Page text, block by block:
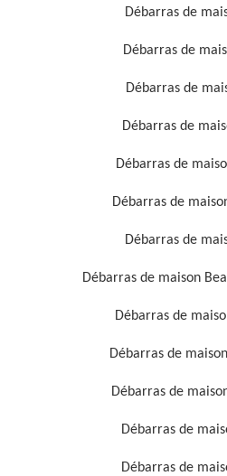
Débarras de
Débarras de
Débarras de
Débarras de
Débarras de
Débarras de
Débarras de
Débarras de maison
Débarras de
Débarras de
Débarras de
Débarras de
Débarras de